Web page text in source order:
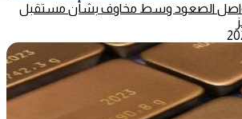
الصعود وسط مخاوف بشأن مستقبل